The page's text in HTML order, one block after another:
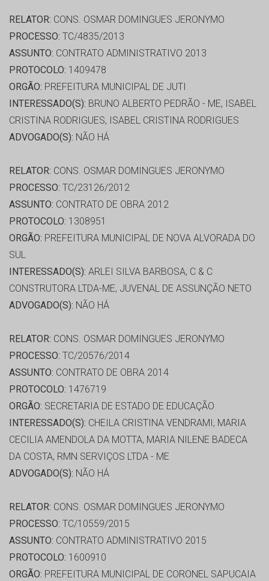
RELATOR: CONS. OSMAR DOMINGUES JERONYMO
PROCESSO: TC/4835/2013
ASSUNTO: CONTRATO ADMINISTRATIVO 2013
PROTOCOLO: 1409478
ORGÃO: PREFEITURA MUNICIPAL DE JUTI
INTERESSADO(S): BRUNO ALBERTO PEDRÃO - ME, ISABEL
CRISTINA RODRIGUES, ISABEL CRISTINA RODRIGUES
ADVOGADO(S): NÃO HÁ
RELATOR: CONS. OSMAR DOMINGUES JERONYMO
PROCESSO: TC/23126/2012
ASSUNTO: CONTRATO DE OBRA 2012
PROTOCOLO: 1308951
ORGÃO: PREFEITURA MUNICIPAL DE NOVA ALVORADA DO
SUL
INTERESSADO(S): ARLEI SILVA BARBOSA, C & C
CONSTRUTORA LTDA-ME, JUVENAL DE ASSUNÇÃO NETO
ADVOGADO(S): NÃO HÁ
RELATOR: CONS. OSMAR DOMINGUES JERONYMO
PROCESSO: TC/20576/2014
ASSUNTO: CONTRATO DE OBRA 2014
PROTOCOLO: 1476719
ORGÃO: SECRETARIA DE ESTADO DE EDUCAÇÃO
INTERESSADO(S): CHEILA CRISTINA VENDRAMI, MARIA
CECILIA AMENDOLA DA MOTTA, MARIA NILENE BADECA
DA COSTA, RMN SERVIÇOS LTDA - ME
ADVOGADO(S): NÃO HÁ
RELATOR: CONS. OSMAR DOMINGUES JERONYMO
PROCESSO: TC/10559/2015
ASSUNTO: CONTRATO ADMINISTRATIVO 2015
PROTOCOLO: 1600910
ORGÃO: PREFEITURA MUNICIPAL DE CORONEL SAPUCAIA